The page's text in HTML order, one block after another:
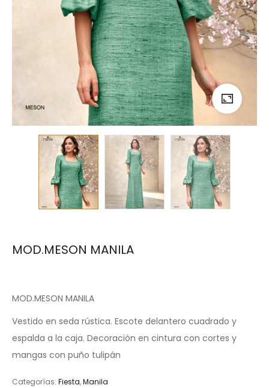
MOD.MESON MANILA
MOD.MESON MANILA
Vestido en seda rústica. Escote delantero cuadrado y
espalda a la caja. Decoración en cintura con cortes y
mangas con puño tulipán
Categorías: Fiesta,Manila